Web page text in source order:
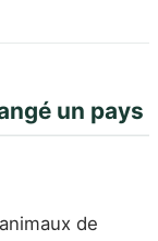
un pays
de